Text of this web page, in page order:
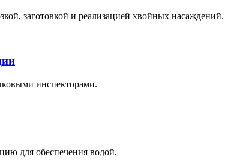
заготовкой и реализацией хвойных насаждений.
инспекторами.
для обеспечения водой.